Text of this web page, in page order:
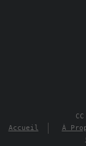
Accueil
À